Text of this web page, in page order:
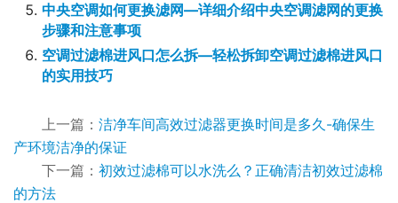
中央空调如何更换滤网—详细介绍中央空调滤网的更换
步骤和注意事项
空调过滤棉进风口怎么拆—轻松拆卸空调过滤棉进风口
的实用技巧
上一篇： 洁净车间高效过滤器更换时间是多久-确保生
产环境洁净的保证
下一篇： 初效过滤棉可以水洗么？正确清洁初效过滤棉
的方法